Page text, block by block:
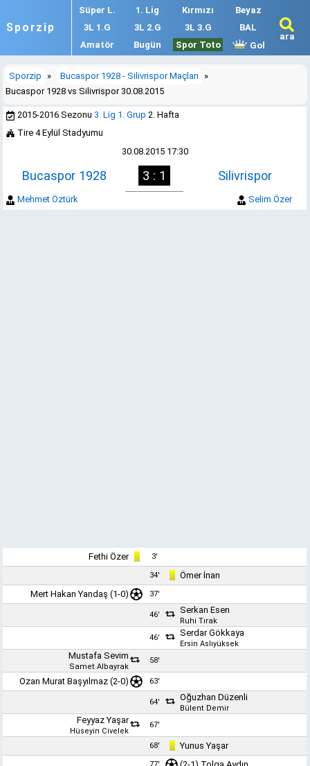
Sporzip
Süper L. 1. Lig Kırmızı
Beyaz
3L 1.G
3L 2.G 3L 3.G
BAL
Amatör
Bugün Spor Toto Gol
ara
Sporzip » Bucaspor 1928 - Silivrispor Maçları
»
Bucaspor 1928 vs Silivrispor 30.08.2015
2015-2016 Sezonu 3. Lig 1. Grup 2. Hafta
Tire 4 Eylül Stadyumu
30.08.2015 17:30
Bucaspor 1928 3 : 1 Silivrispor
Mehmet Öztürk Selim Özer
Fethi Özer 3'
34'
Ömer İnan
Mert Hakan Yandaş (1-0) 37'
46' Serkan Esen
Ruhi Tırak
46'
Serdar Gökkaya
Ersin Aslıyüksek
Mustafa Sevim
Samet Albayrak
58'
Ozan Murat Başyılmaz (2-0) 63'
64' Oğuzhan Düzenli
Bülent Demir
Feyyaz Yaşar
Hüseyin Civelek
67'
68' Yunus Yaşar